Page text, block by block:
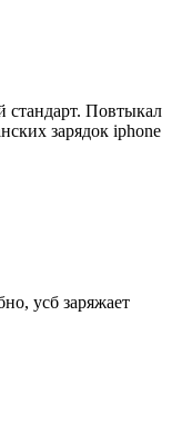
стандарт. Повтыкал
зарядок iphone
усб заряжает